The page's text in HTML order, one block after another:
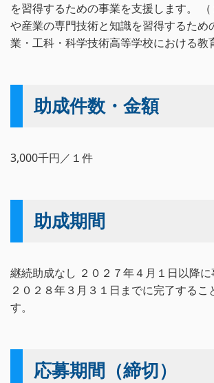
を習得するための事業を支援します。
や産業の専門技術と知識を習得するた
業・工科・科学技術高等学校における
助成件数・金額
3,000千円／１件
助成期間
継続助成なし ２０２７年４月１日以降に
２０２８年３月３１日までに完了するこ
す。
応募期間（締切）